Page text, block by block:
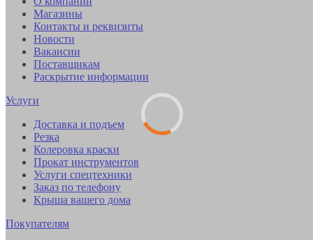
Магазины
Контакты и реквизиты
Новости
Вакансии
Поставщикам
Раскрытие информации
Услуги
Доставка и подъем
Резка
Колеровка краски
Прокат инструментов
Услуги спецтехники
Заказ по телефону
Крыша вашего дома
Покупателям